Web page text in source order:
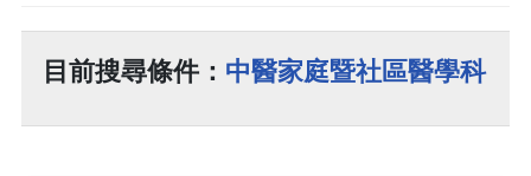
目前搜尋條件： 中醫家庭暨社區醫學科